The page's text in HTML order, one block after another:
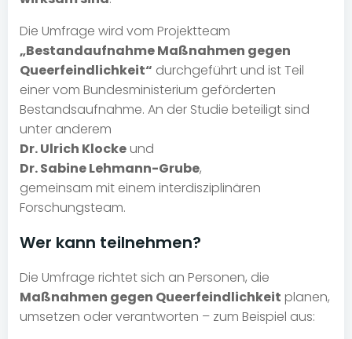
Die Umfrage wird vom Projektteam
„Bestandaufnahme Maßnahmen gegen
Queerfeindlichkeit“ durchgeführt und ist Teil
einer vom Bundesministerium geförderten
Bestandsaufnahme. An der Studie beteiligt sind
unter anderem
Dr. Ulrich Klockeund
Dr. Sabine Lehmann-Grube,
gemeinsam mit einem interdisziplinären
Forschungsteam.
Wer kann teilnehmen?
Die Umfrage richtet sich an Personen, die
Maßnahmen gegen Queerfeindlichkeit planen,
umsetzen oder verantworten – zum Beispiel aus: